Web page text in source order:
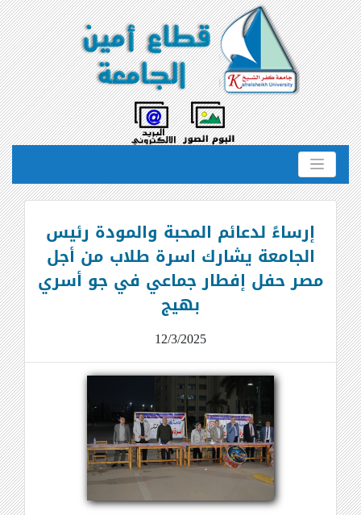
إرساءً لدعائم المحبة والمودة رئيس
الجامعة يشارك اسرة طلاب من أجل
مصر حفل إفطار جماعي في جو أسري
بهيج
12/3/2025